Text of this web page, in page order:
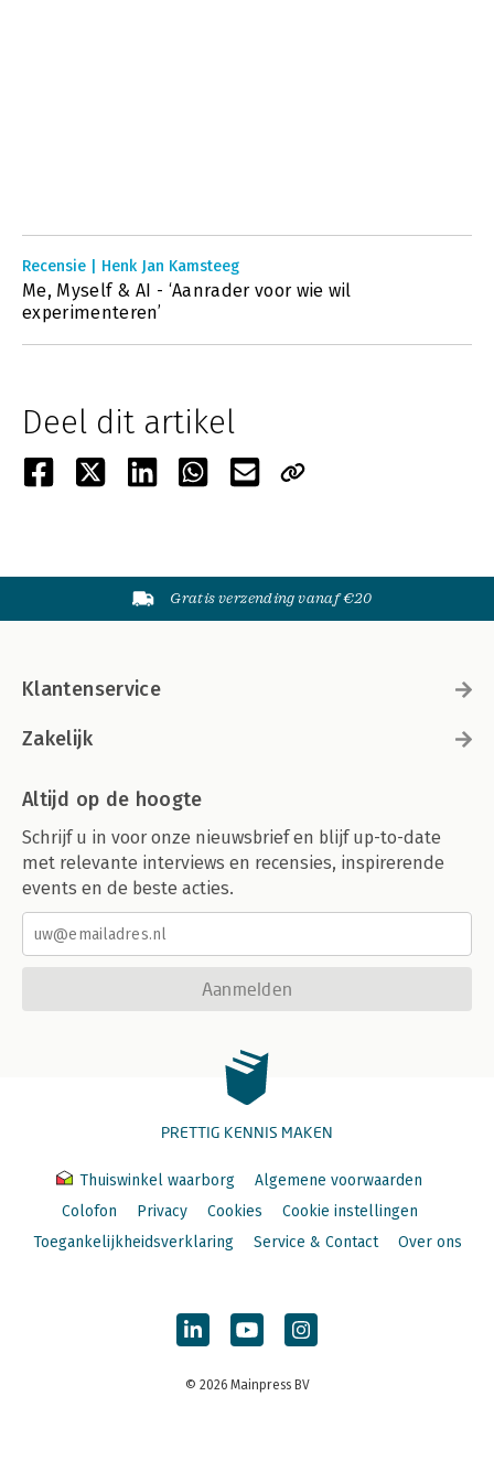
Recensie | Henk Jan Kamsteeg
Me, Myself & AI - ‘Aanrader voor wie wil
experimenteren’
Deel dit artikel
Gratis verzending vanaf €20
Klantenservice
Zakelijk
Altijd op de hoogte
Schrijf u in voor onze nieuwsbrief en blijf up-to-date
met relevante interviews en recensies, inspirerende
events en de beste acties.
Aanmelden
PRETTIG KENNIS MAKEN
Thuiswinkel waarborg
Algemene voorwaarden
Colofon
Privacy Cookies
Cookie instellingen
Toegankelijkheidsverklaring
Service & Contact Over ons
© 2026 Mainpress BV